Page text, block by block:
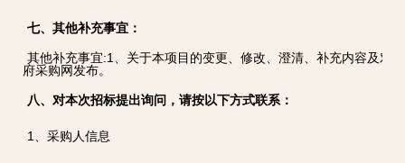
七、其他补充事宜：
其他补充事宜:1、关于本项目的变更、修改、澄清、补充内容及对
府采购网发布。
八、对本次招标提出询问，请按以下方式联系：
1、采购人信息